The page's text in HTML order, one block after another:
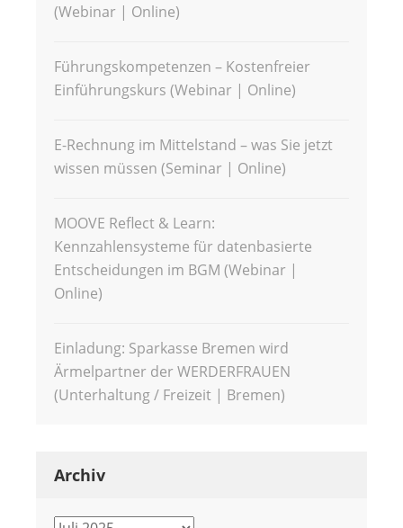
(Webinar | Online)
Führungskompetenzen – Kostenfreier
Einführungskurs (Webinar | Online)
E-Rechnung im Mittelstand – was Sie jetzt
wissen müssen (Seminar | Online)
MOOVE Reflect & Learn:
Kennzahlensysteme für datenbasierte
Entscheidungen im BGM (Webinar |
Online)
Einladung: Sparkasse Bremen wird
Ärmelpartner der WERDERFRAUEN
(Unterhaltung / Freizeit | Bremen)
Archiv